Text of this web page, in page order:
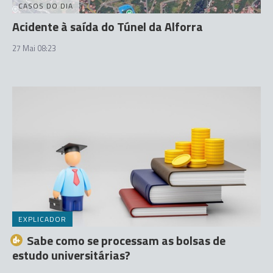
CASOS DO DIA
Acidente à saída do Túnel da Alforra
27 Mai 08:23
EXPLICADOR
Sabe como se processam as bolsas de
estudo universitárias?